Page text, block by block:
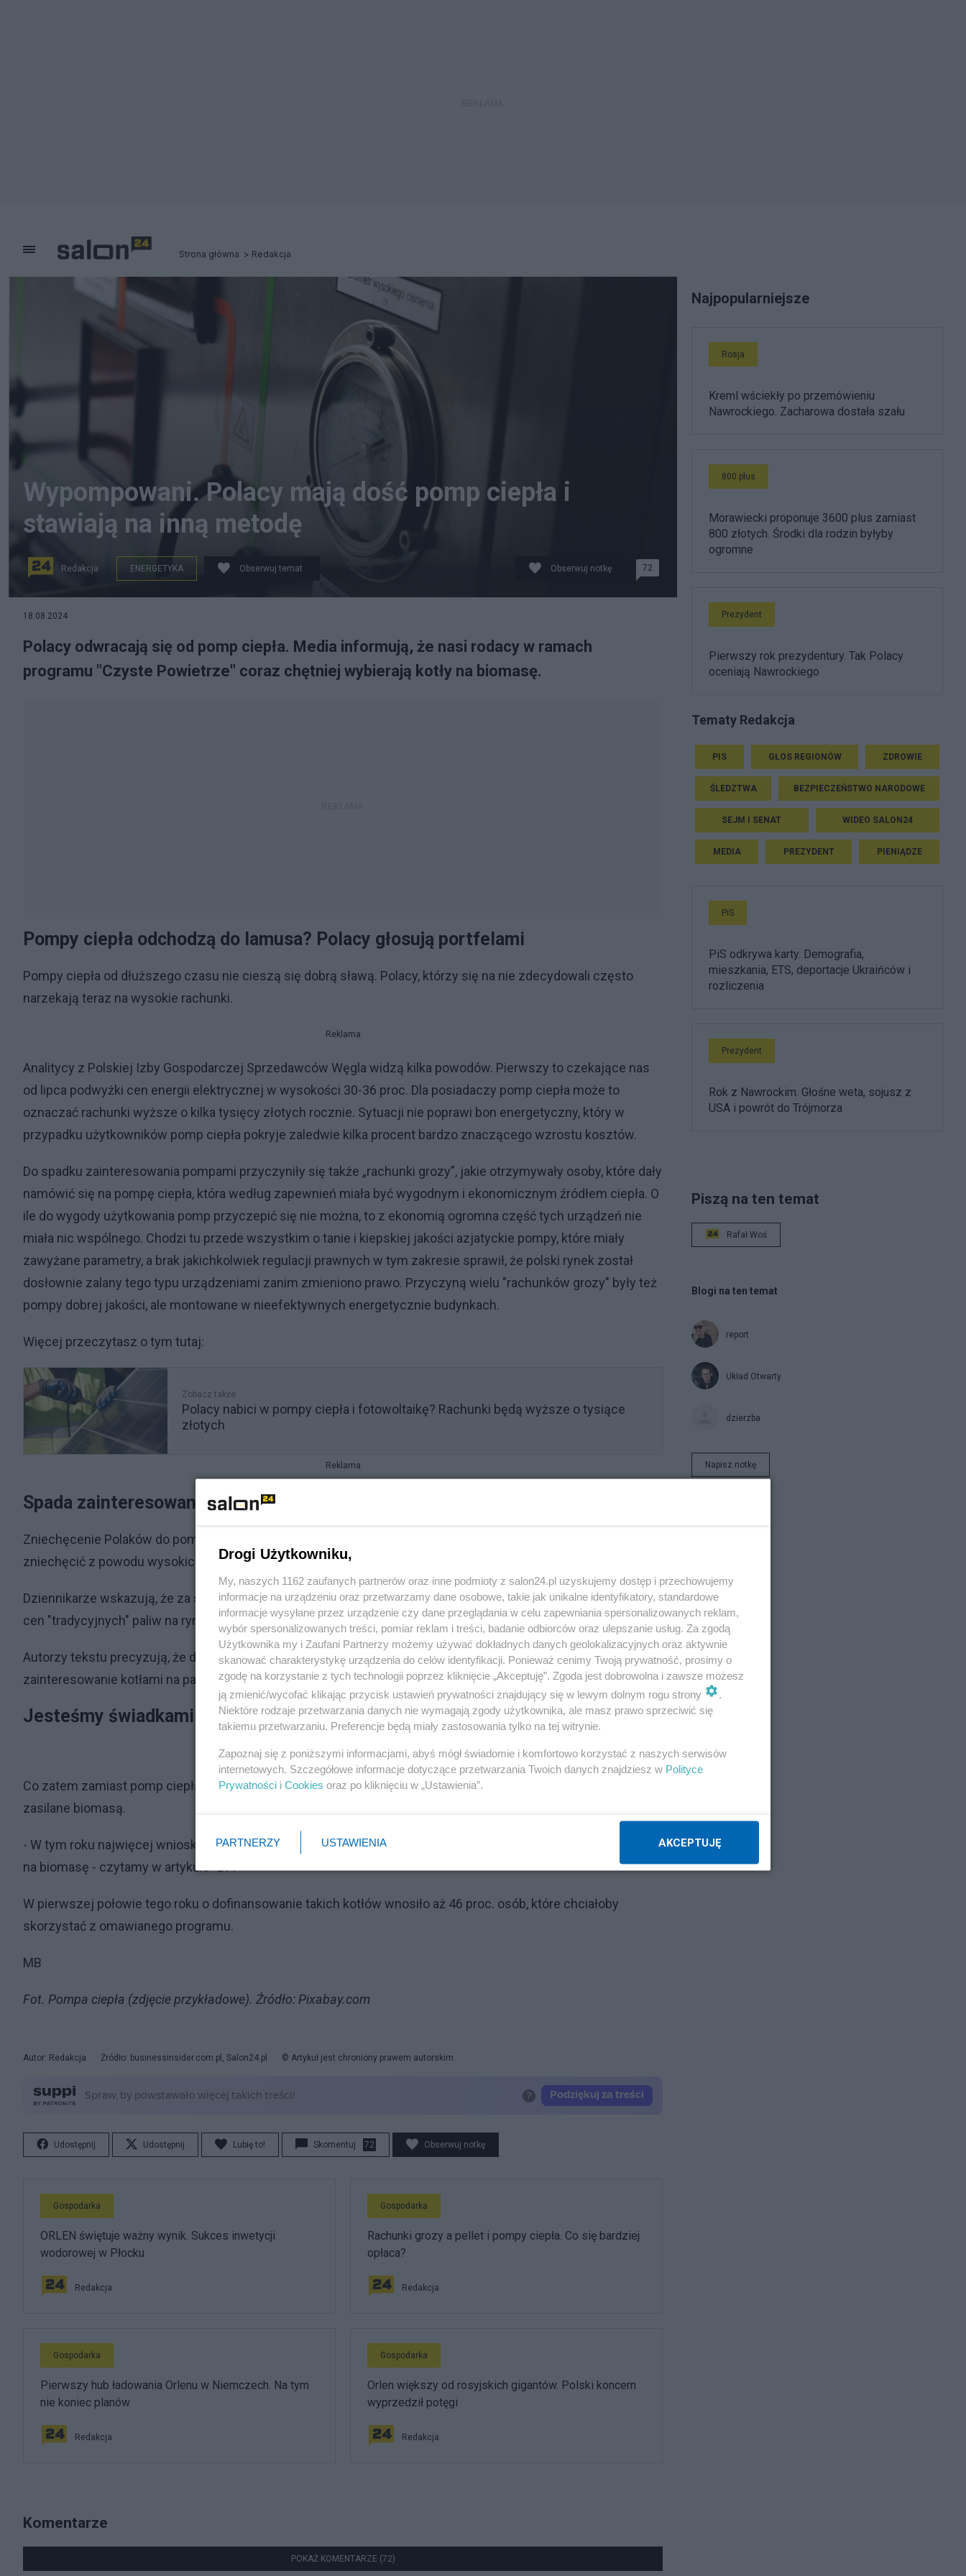
Strona główna Redakcja
Wypompowani. Polacy mają dość pomp ciepła i
stawiają na inną metodę
Redakcja ENERGETYKA Obserwuj temat Obserwuj notkę 72
18.08.2024
Polacy odwracają się od pomp ciepła. Media informują, że nasi rodacy w ramach
programu "Czyste Powietrze" coraz chętniej wybierają kotły na biomasę.
Pompy ciepła odchodzą do lamusa? Polacy głosują portfelami
Pompy ciepła od dłuższego czasu nie cieszą się dobrą sławą. Polacy, którzy się na nie zdecydowali często
narzekają teraz na wysokie rachunki.
Reklama
Analitycy z Polskiej Izby Gospodarczej Sprzedawców Węgla widzą kilka powodów. Pierwszy to czekające nas
od lipca podwyżki cen energii elektrycznej w wysokości 30-36 proc. Dla posiadaczy pomp ciepła może to
oznaczać rachunki wyższe o kilka tysięcy złotych rocznie. Sytuacji nie poprawi bon energetyczny, który w
przypadku użytkowników pomp ciepła pokryje zaledwie kilka procent bardzo znaczącego wzrostu kosztów.
Do spadku zainteresowania pompami przyczyniły się także „rachunki grozy”, jakie otrzymywały osoby, które dały
namówić się na pompę ciepła, która według zapewnień miała być wygodnym i ekonomicznym źródłem ciepła. O
ile do wygody użytkowania pomp przyczepić się nie można, to z ekonomią ogromna część tych urządzeń nie
miała nic wspólnego. Chodzi tu przede wszystkim o tanie i kiepskiej jakości azjatyckie pompy, które miały
zawyżane parametry, a brak jakichkolwiek regulacji prawnych w tym zakresie sprawił, że polski rynek został
dosłownie zalany tego typu urządzeniami zanim zmieniono prawo. Przyczyną wielu "rachunków grozy" były też
pompy dobrej jakości, ale montowane w nieefektywnych energetycznie budynkach.
Więcej przeczytasz o tym tutaj:
Zobacz także
Polacy nabici w pompy ciepła i fotowoltaikę? Rachunki będą wyższe o tysiące
złotych
Reklama
Spada zainteresowanie pompami ciepła
Zniechęcenie Polaków do pomp ciepła potwierdza portal Business Insider. Nasi rodacy mieli się do nich
zniechęcić z powodu wysokich rachunków.
Dziennikarze wskazują, że za spadek zainteresowania pompami wpływ miały też inne czynniki: m.in. spadek
cen "tradycyjnych" paliw na rynku. (np. pellet w ostatnim czasie mocno potaniał w stosunku do cen z 2022 roku).
Autorzy tekstu precyzują, że do przesilenia na rynku doszło w lutym tego roku. To właśnie w tym miesiącu
zainteresowanie kotłami na paliwa organiczne było większe od zainteresowania pompami ciepła.
Jesteśmy świadkami boomu na biomasę?
Reklama
Co zatem zamiast pomp ciepła i pieców gazowych? Okazuje się, że Polacy coraz łaskawiej patrzą na kotły
zasilane biomasą.
- W tym roku najwięcej wniosków o dofinansowanie w programie "Czyste Powietrze" dotyczy montażu kotłów
na biomasę - czytamy w artykule "BI".
W pierwszej połowie tego roku o dofinansowanie takich kotłów wnosiło aż 46 proc. osób, które chciałoby
skorzystać z omawianego programu.
MB
Fot. Pompa ciepła (zdjęcie przykładowe). Źródło: Pixabay.com
Autor: Redakcja Źródło: businessinsider.com.pl, Salon24.pl © Artykuł jest chroniony prawem autorskim.
Udostępnij Udostępnij Lubię to! Skomentuj 72 Obserwuj notkę
Gospodarka
ORLEN świętuje ważny wynik. Sukces inwetycji
wodorowej w Płocku
Redakcja
Gospodarka
Rachunki grozy a pellet i pompy ciepła. Co się bardziej
opłaca?
Redakcja
Gospodarka
Pierwszy hub ładowania Orlenu w Niemczech. Na tym
nie koniec planów
Redakcja
Gospodarka
Orlen większy od rosyjskich gigantów. Polski koncern
wyprzedził potęgi
Redakcja
Komentarze
POKAŻ KOMENTARZE (72)
Najpopularniejsze
Rosja
Kreml wściekły po przemówieniu
Nawrockiego. Zacharowa dostała szału
800 plus
Morawiecki proponuje 3600 plus zamiast
800 złotych. Środki dla rodzin byłyby
ogromne
Prezydent
Pierwszy rok prezydentury. Tak Polacy
oceniają Nawrockiego
Tematy Redakcja
PIS GŁOS REGIONÓW ZDROWIE
ŚLEDZTWA BEZPIECZEŃSTWO NARODOWE
SEJM I SENAT WIDEO SALON24
MEDIA PREZYDENT PIENIĄDZE
PiS
PiS odkrywa karty. Demografia,
mieszkania, ETS, deportacje Ukraińców i
rozliczenia
Prezydent
Rok z Nawrockim. Głośne weta, sojusz z
USA i powrót do Trójmorza
Piszą na ten temat
Rafał Woś
Blogi na ten temat
report
Układ Otwarty
dzierzba
Napisz notkę
Drogi Użytkowniku,
My, naszych 1162 zaufanych partnerów oraz inne podmioty z salon24.pl uzyskujemy dostęp i przechowujemy
informacje na urządzeniu oraz przetwarzamy dane osobowe, takie jak unikalne identyfikatory, standardowe
informacje wysyłane przez urządzenie czy dane przeglądania w celu zapewniania spersonalizowanych reklam,
wybór spersonalizowanych treści, pomiar reklam i treści, badanie odbiorców oraz ulepszanie usług. Za zgodą
Użytkownika my i Zaufani Partnerzy możemy używać dokładnych danych geolokalizacyjnych oraz aktywnie
skanować charakterystykę urządzenia do celów identyfikacji. Ponieważ cenimy Twoją prywatność, prosimy o
zgodę na korzystanie z tych technologii poprzez kliknięcie „Akceptuję”. Zgoda jest dobrowolna i zawsze możesz
ją zmienić/wycofać klikając przycisk ustawień prywatności znajdujący się w lewym dolnym rogu strony
.
Niektóre rodzaje przetwarzania danych nie wymagają zgody użytkownika, ale masz prawo sprzeciwić się
takiemu przetwarzaniu. Preferencje będą miały zastosowania tylko na tej witrynie.
Zapoznaj się z poniższymi informacjami, abyś mógł świadomie i komfortowo korzystać z naszych serwisów
internetowych. Szczegółowe informacje dotyczące przetwarzania Twoich danych znajdziesz w Polityce
Prywatności i Cookies oraz po kliknięciu w „Ustawienia”.
PARTNERZY USTAWIENIA AKCEPTUJĘ